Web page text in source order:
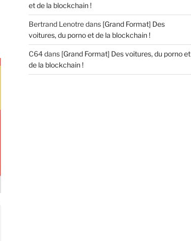
et de la blockchain !
Bertrand Lenotredans [Grand Format] Des
voitures, du porno et de la blockchain !
C64dans [Grand Format] Des voitures, du porno et
de la blockchain !